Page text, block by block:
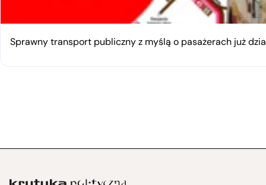
Sprawny transport publiczny z myślą o pasażerach już